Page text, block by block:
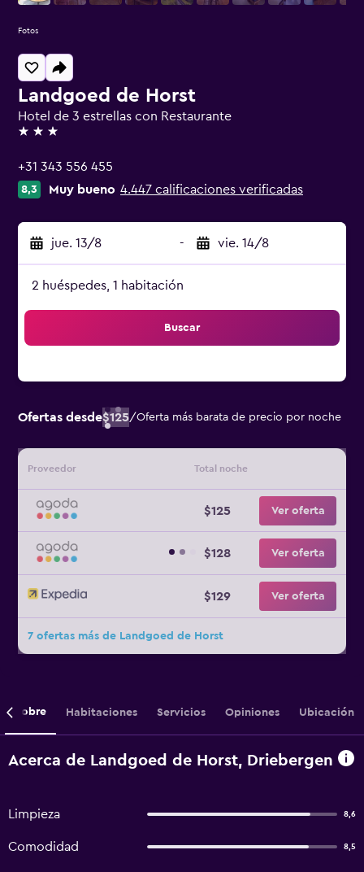
Landgoed de Horst
Hotel de 3 estrellas con Restaurante
3 estrellas
+31 343 556 455
8,3 Muy bueno 4.447 calificaciones verificadas
jue. 13/8 - vie. 14/8
2 huéspedes, 1 habitación
Buscar
Ofertas desde$125/Oferta más barata de precio por noche
Proveedor Total noche
$125 Ver oferta
$128 Ver oferta
$129 Ver oferta
7 ofertas más de Landgoed de Horst
Fotos
Sobre Habitaciones Servicios Opiniones Ubicación
Acerca de Landgoed de Horst, Driebergen
Limpieza 8,6
Comodidad 8,5